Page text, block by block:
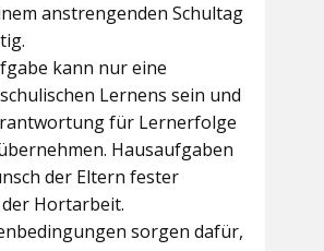
anstrengenden Schultag
kann nur eine
Lernens sein und
für Lernerfolge
Hausaufgaben
der Eltern fester
Hortarbeit.
sorgen dafür,